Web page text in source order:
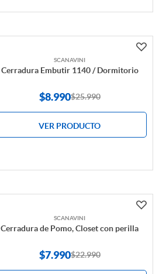
SCANAVINI
Cerradura Embutir 1140 / Dormitorio
$8.990$25.990
VER PRODUCTO
SCANAVINI
Cerradura de Pomo, Closet con perilla
$7.990$22.990